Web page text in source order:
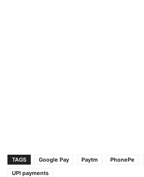
TAGS Google Pay Paytm PhonePe
UPI payments